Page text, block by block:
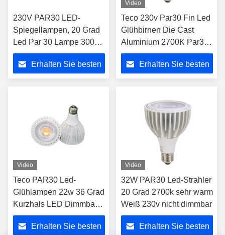
230V PAR30 LED-
Spiegellampen, 20 Grad
Led Par 30 Lampe 3000k
Warme weiße Farbe
Erhalten Sie besten
Video
Teco 230v Par30 Fin Led
Glühbirnen Die Cast
Aluminium 2700K Par30
Led Dimmable Warm
WeißErhalten Sie besten
Video
Teco PAR30 Led-
Glühlampen 22w 36 Grad
Kurzhals LED Dimmbar
3000K Warm Weiß
Erhalten Sie besten
Video
32W PAR30 Led-Strahler
20 Grad 2700k sehr warm
Weiß 230v nicht dimmbar
Erhalten Sie besten